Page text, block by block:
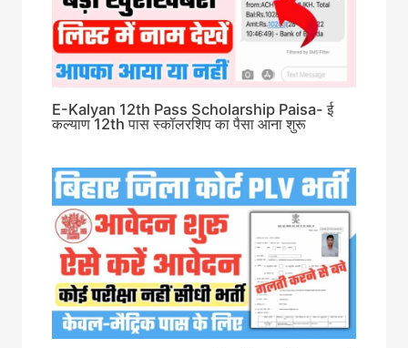
E-Kalyan 12th Pass Scholarship Paisa- ई
कल्याण 12th पास स्कॉलरशिप का पैसा आना शुरू